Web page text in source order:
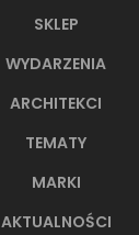
SKLEP
WYDARZENIA
ARCHITEKCI
TEMATY
MARKI
AKTUALNOŚCI